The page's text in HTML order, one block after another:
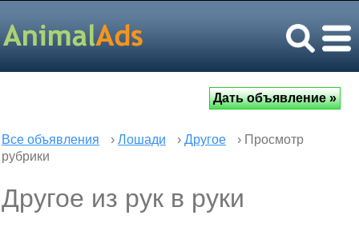
Все объявления › Лошади › Другое
› Просмотр
рубрики
Другое из рук в руки